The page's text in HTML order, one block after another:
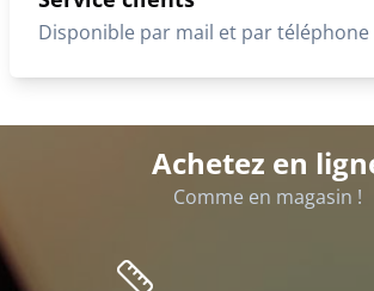
Disponible par mail et par téléphone
Achetez en
Comme en magasin !